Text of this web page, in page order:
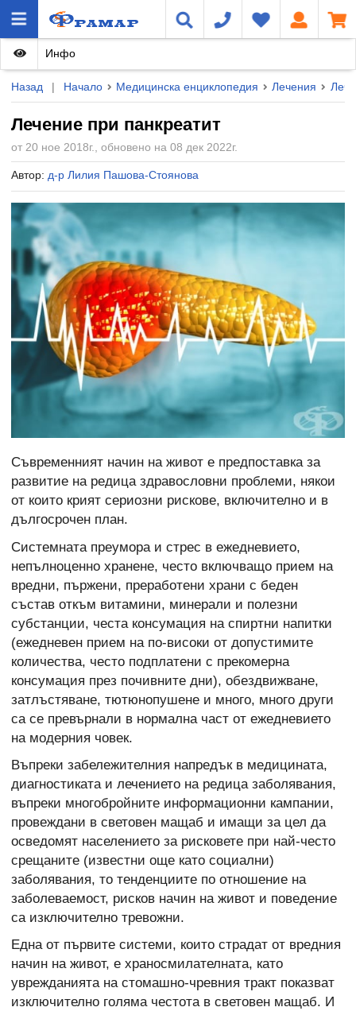
Назад | Начало Медицинска енциклопедия Лечения
Лечение при панкреатит
от 20 ное 2018г., обновено на 08 дек 2022г.
Автор: д-р Лилия Пашова-Стоянова
Инфо
Съвременният начин на живот е предпоставка за
развитие на редица здравословни проблеми, някои
от които крият сериозни рискове, включително и в
дългосрочен план.
Системната преумора и стрес в ежедневието,
непълноценно хранене, често включващо прием на
вредни, пържени, преработени храни с беден
състав откъм витамини, минерали и полезни
субстанции, честа консумация на спиртни напитки
(ежедневен прием на по-високи от допустимите
количества, често подплатени с прекомерна
консумация през почивните дни), обездвижване,
затлъстяване, тютюнопушене и много, много други
са се превърнали в нормална част от ежедневието
на модерния човек.
Въпреки забележителния напредък в медицината,
диагностиката и лечението на редица заболявания,
въпреки многобройните информационни кампании,
провеждани в световен мащаб и имащи за цел да
осведомят населението за рисковете при най-често
срещаните (известни още като социални)
заболявания, то тенденциите по отношение на
заболеваемост, рисков начин на живот и поведение
са изключително тревожни.
Една от първите системи, които страдат от вредния
начин на живот, е храносмилателната, като
уврежданията на стомашно-чревния тракт показват
изключително голяма честота в световен мащаб. И